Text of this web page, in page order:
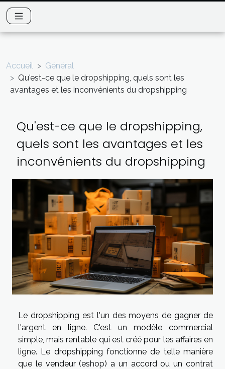
Accueil
Général
Qu'est-ce que le dropshipping, quels sont les
avantages et les inconvénients du dropshipping
Qu'est-ce que le dropshipping,
quels sont les avantages et les
inconvénients du dropshipping
Le dropshipping est l'un des moyens de gagner de
l'argent en ligne. C'est un modèle commercial
simple, mais rentable qui est créé pour les affaires en
ligne. Le dropshipping fonctionne de telle manière
que le vendeur (eshop) a un accord ou un contrat